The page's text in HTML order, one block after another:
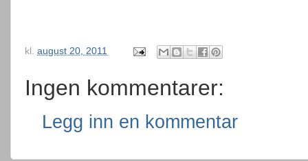
kl. august 20, 2011
Ingen kommentarer:
Legg inn en kommentar